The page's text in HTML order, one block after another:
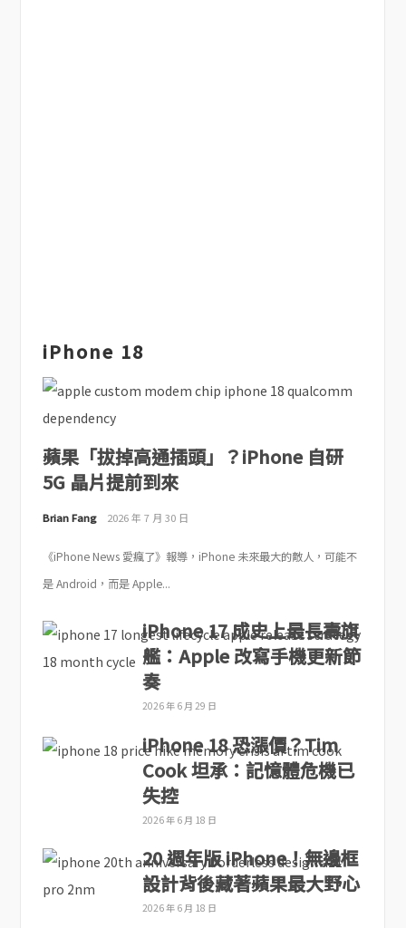
iPhone 18
蘋果「拔掉高通插頭」？iPhone 自研
5G 晶片提前到來
Brian Fang 2026 年 7 月 30 日
《iPhone News 愛瘋了》報導，iPhone 未來最大的敵人，可能不
是 Android，而是 Apple...
iPhone 17 成史上最長壽旗
艦：Apple 改寫手機更新節
奏
2026 年 6 月 29 日
iPhone 18 恐漲價？Tim
Cook 坦承：記憶體危機已
失控
2026 年 6 月 18 日
20 週年版 iPhone！無邊框
設計背後藏著蘋果最大野心
2026 年 6 月 18 日